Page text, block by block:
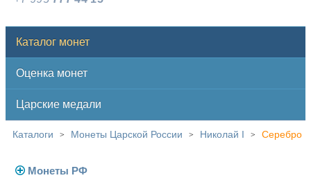
Каталог монет
Оценка монет
Царские медали
Каталоги > Монеты Царской России > Николай I > Серебро
Монеты РФ